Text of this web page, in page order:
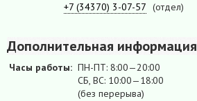
+7 (34370) 3-07-57 (отдел)
Дополнительная информация
Часы работы: ПН-ПТ: 8:00—20:00
СБ, ВС: 10:00—18:00
(без перерыва)